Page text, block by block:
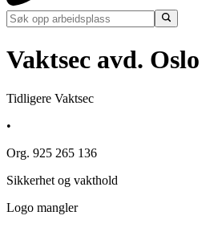
Vaktsec avd. Oslo
Tidligere Vaktsec
•
Org. 925 265 136
Sikkerhet og vakthold
Logo mangler